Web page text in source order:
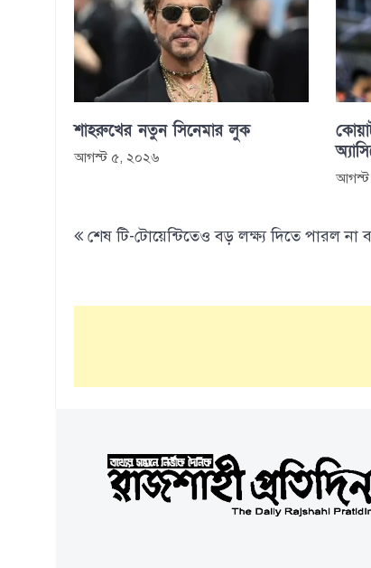
শাহরুখের নতুন সিনেমার লুক
আগস্ট ৫, ২০২৬
navigation
শেষ টি-টোয়েন্টিতেও বড় লক্ষ্য দিতে পারল না